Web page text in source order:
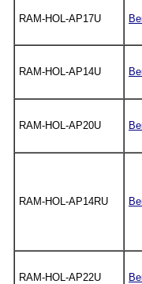
RAM-HOL-AP17U
RAM-HOL-AP14U
RAM-HOL-AP20U
RAM-HOL-AP14RU
RAM-HOL-AP22U